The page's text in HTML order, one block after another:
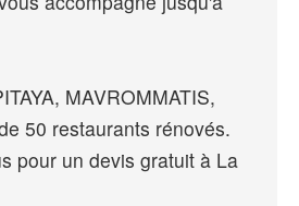
MAVROMMATIS,
50 restaurants rénovés.
pour un devis gratuit à La